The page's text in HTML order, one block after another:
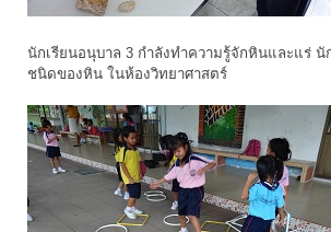
นักเรียนอนุบาล 3 กำลังทำความรู้จักหินและแร่ นั
ชนิดของหิน ในห้องวิทยาศาสตร์